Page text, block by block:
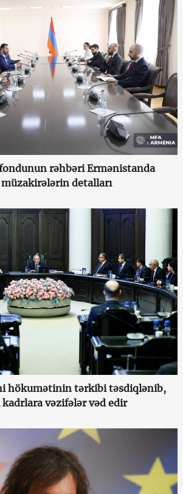
rəhbəri Ermənistanda
müzakirələrin detalları
hökumətinin tərkibi təsdiqlənib,
kadrlara vəzifələr vəd edir